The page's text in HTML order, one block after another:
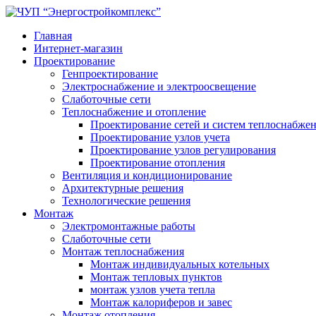
Главная
Интернет-магазин
Проектирование
Генпроектирование
Электроснабжение и электроосвещение
Слаботочные сети
Теплоснабжение и отопление
Проектирование сетей и систем
Проектирование узлов учета
Проектирование узлов регулирования
Проектирование отопления
Вентиляция и кондиционирование
Архитектурные решения
Технологические решения
Монтаж
Электромонтажные работы
Слаботочные сети
Монтаж теплоснабжения
Монтаж индивидуальных котельных
Монтаж тепловых пунктов
монтаж узлов учета тепла
Монтаж калориферов и завес